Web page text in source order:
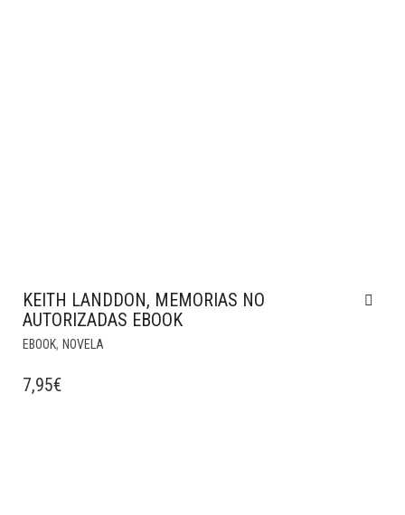
KEITH LANDDON, MEMORIAS NO
AUTORIZADAS EBOOK
EBOOK, NOVELA
7,95€